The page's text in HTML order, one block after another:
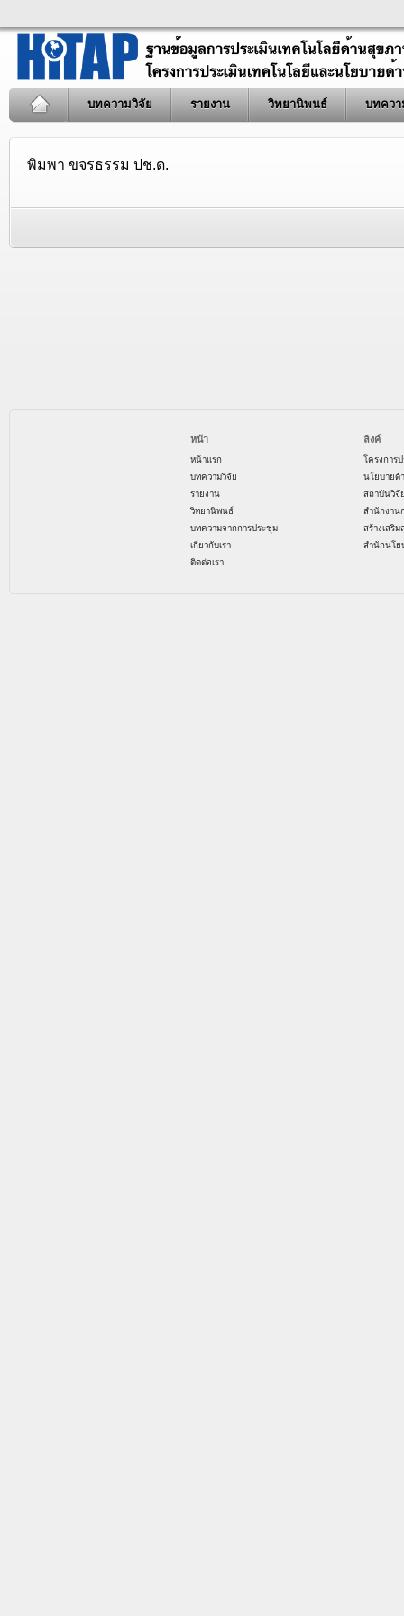
บทความวิจัย รายงาน วิทยานิพนธ์ บทควา
พิมพา ขจรธรรม ปช.ด.
หน้า
หน้าแรก
บทความวิจัย
รายงาน
วิทยานิพนธ์
บทความจากการประชุม
เกี่ยวกับเรา
ติดต่อเรา
ลิงค์
โครงการ
นโยบายด้
สถาบันวิจั
สำนักงาน
สร้างเสริ
สำนักนโย